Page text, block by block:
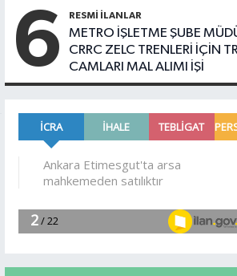
6 RESMI İLANLAR
METRO İŞLETME ŞUBE
CRRC ZELC TRENLERİ İÇİN
CAMLARI MAL ALIMI İŞİ